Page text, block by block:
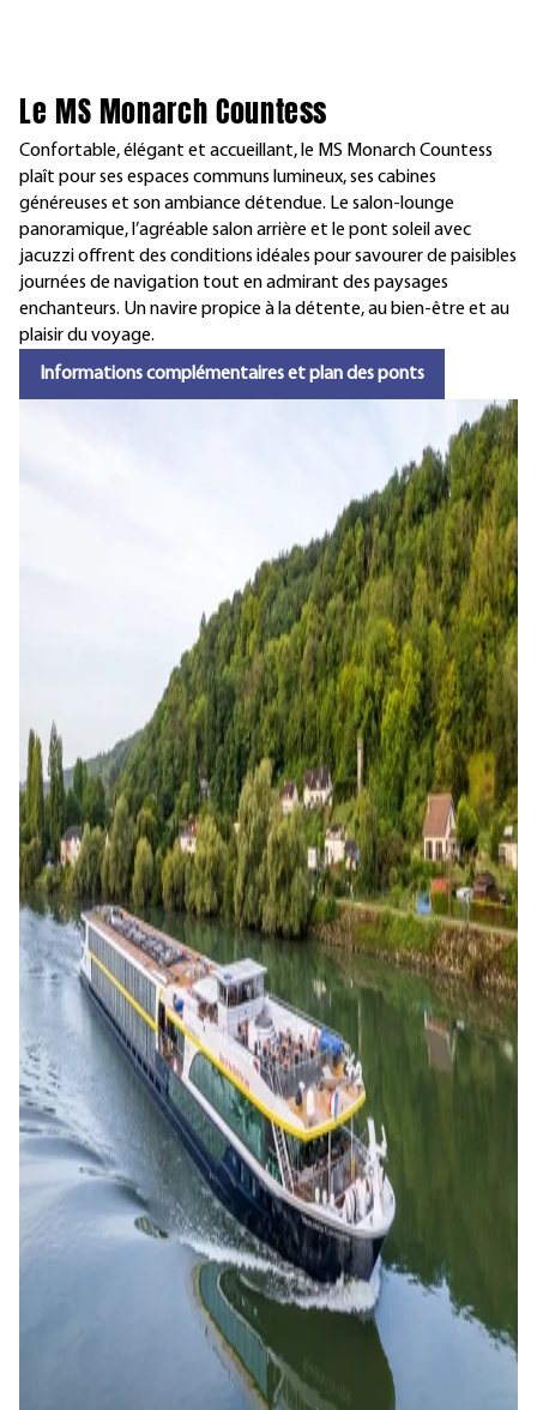
Le MS Monarch Countess
Confortable, élégant et accueillant, le MS Monarch Countess
plaît pour ses espaces communs lumineux, ses cabines
généreuses et son ambiance détendue. Le salon-lounge
panoramique, l’agréable salon arrière et le pont soleil avec
jacuzzi offrent des conditions idéales pour savourer de paisibles
journées de navigation tout en admirant des paysages
enchanteurs. Un navire propice à la détente, au bien-être et au
plaisir du voyage.
Informations complémentaires et plan des ponts